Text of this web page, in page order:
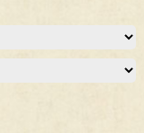
controversatele